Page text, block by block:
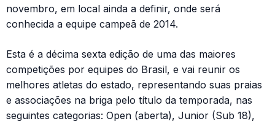
novembro, em local ainda a definir, onde será
conhecida a equipe campeã de 2014.
Esta é a décima sexta edição de uma das maiores
competições por equipes do Brasil, e vai reunir os
melhores atletas do estado, representando suas praias
e associações na briga pelo título da temporada, nas
seguintes categorias: Open (aberta), Junior (Sub 18),